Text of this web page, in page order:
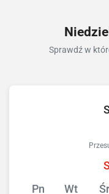
Sprawdź w
Pn
Wt Śr